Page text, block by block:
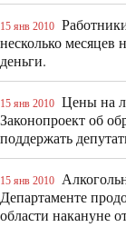
15 янв 2010
несколько месяцев
деньги.
15 янв 2010 Цены на
Законопроект об
поддержать
15 янв 2010
Департаменте
области накануне